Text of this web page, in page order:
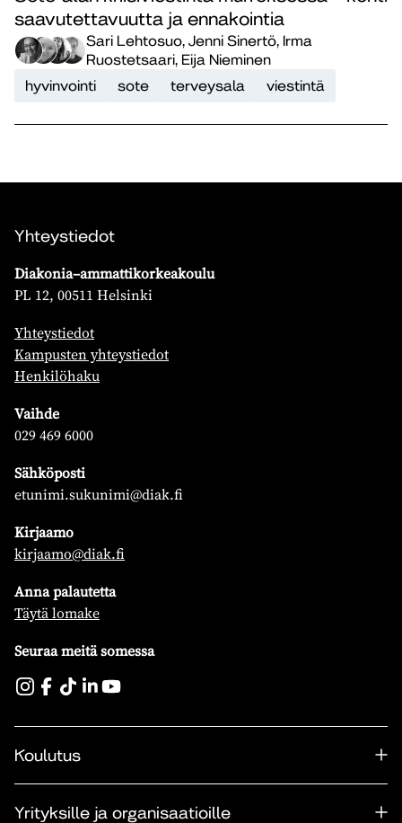
saavutettavuutta ja ennakointia
Sari Lehtosuo, Jenni Sinertö, Irma
Ruostetsaari, Eija Nieminen
hyvinvointi
sote terveysala viestintä
Yhteystiedot
Diakonia–ammattikorkeakoulu
PL 12, 00511 Helsinki
Yhteystiedot
Kampusten yhteystiedot
Henkilöhaku
Vaihde
029 469 6000
Sähköposti
etunimi.sukunimi@diak.fi
Kirjaamo
kirjaamo@diak.fi
Anna palautetta
Täytä lomake
Seuraa meitä somessa
Koulutus
Yrityksille ja organisaatioille